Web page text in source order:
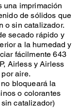
una imprimación
de sólidos que
o sin catalizador.
secado rápido y
a la humedad y
fácilmente 643
Airless y Airless
aire.
bloqueará la
o colorantes
catalizador)